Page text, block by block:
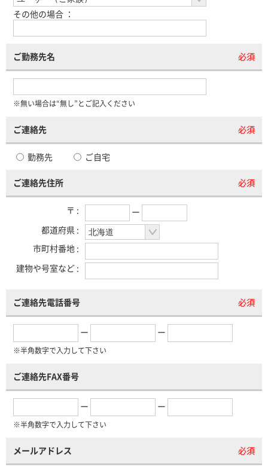
その他の場合 ：
ご勤務先名 必須
※無い場合は“無し”とご記入ください
ご連絡先 必須
勤務先 ご自宅
ご連絡先住所 必須
〒 :
ー
都道府県 :
市町村番地 :
建物や号室など :
ご連絡先電話番号 必須
ー ー
※半角数字で入力して下さい
ご連絡先FAX番号
ー ー
※半角数字で入力して下さい
メールアドレス 必須